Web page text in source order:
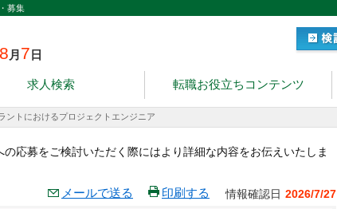
募集
8 月 7 日
求人検索 転職お役立ちコンテンツ
ントにおけるプロジェクトエンジニア
応募をご検討いただく際にはより詳細な内容をお伝えいたしま
情報確認日 2026/7/27
メールで送る 印刷する